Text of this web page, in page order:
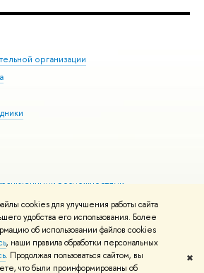
cookies для улучшения работы сайта
удобства его использования. Более
об использовании файлов cookies
, наши правила обработки персональных
. Продолжая пользоваться сайтом, вы
что были проинформированы об
✖
организации
возможностями